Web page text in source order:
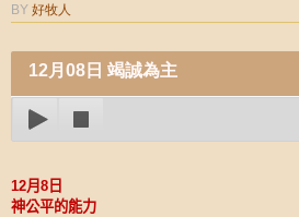
BY 好牧人
12月08日 竭誠為主
12月 8 日
神公平的能力